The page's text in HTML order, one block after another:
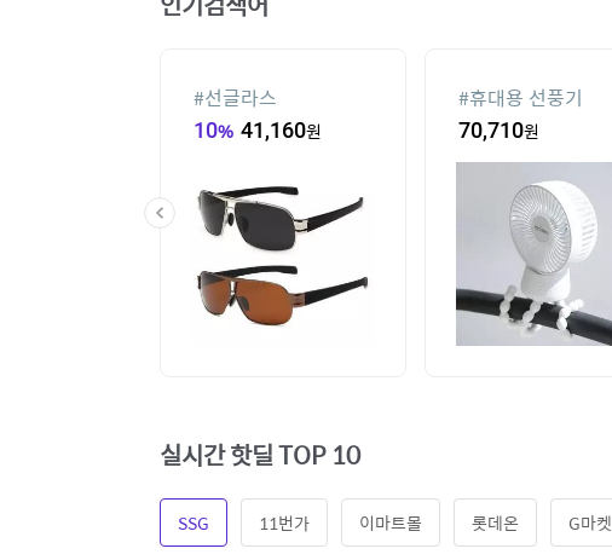
#선글라스
10% 41,160원
#휴대용 선풍기
70,710원
실시간 핫딜 TOP 10
SSG 11번가 이마트몰 롯데온 G마켓